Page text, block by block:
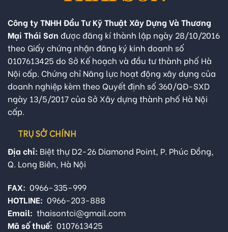
Công ty TNHH Đầu Tư Kỹ Thuật Xây Dựng Và Thương
Mại Thái Sơn được đăng kí thành lập ngày 28/10/2016
theo Giấy chứng nhận đăng ký kinh doanh số
0107613425 do Sở Kế hoạch và đầu tư thành phố Hà
Nội cấp. Chứng chỉ Năng lực hoạt động xây dựng của
doanh nghiệp kèm theo Quyết định số 360/QĐ-SXD
ngày 13/5/2017 của Sở Xây dựng thành phố Hà Nội
cấp.
TRỤ SỞ CHÍNH
Địa chỉ: Biệt thự D2-26 Diamond Point, P. Phúc Đồng,
Q. Long Biên, Hà Nội
FAX: 0966-335-999
HOTLINE: 0966-203-888
Email: thaisontci@gmail.com
Mã số thuế: 0107613425